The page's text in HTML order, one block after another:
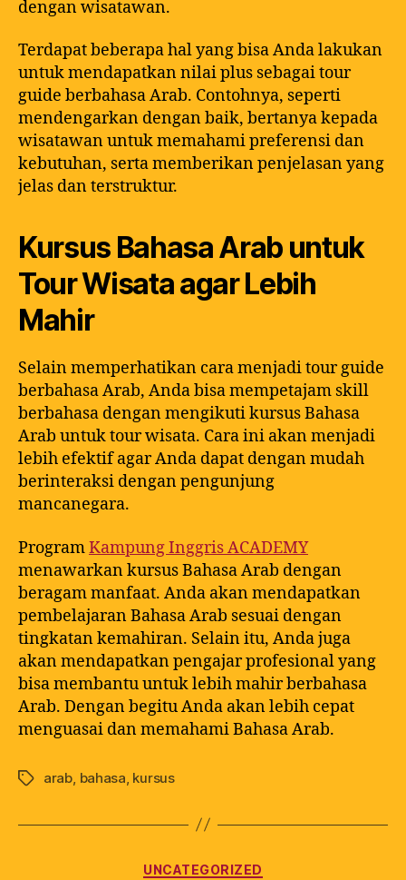
dengan wisatawan.
Terdapat beberapa hal yang bisa Anda lakukan
untuk mendapatkan nilai plus sebagai tour
guide berbahasa Arab. Contohnya, seperti
mendengarkan dengan baik, bertanya kepada
wisatawan untuk memahami preferensi dan
kebutuhan, serta memberikan penjelasan yang
jelas dan terstruktur.
Kursus Bahasa Arab untuk
Tour Wisata agar Lebih
Mahir
Selain memperhatikan cara menjadi tour guide
berbahasa Arab, Anda bisa mempetajam skill
berbahasa dengan mengikuti kursus Bahasa
Arab untuk tour wisata. Cara ini akan menjadi
lebih efektif agar Anda dapat dengan mudah
berinteraksi dengan pengunjung
mancanegara.
ProgramKampung Inggris ACADEMY
menawarkan kursus Bahasa Arab dengan
beragam manfaat. Anda akan mendapatkan
pembelajaran Bahasa Arab sesuai dengan
tingkatan kemahiran. Selain itu, Anda juga
akan mendapatkan pengajar profesional yang
bisa membantu untuk lebih mahir berbahasa
Arab. Dengan begitu Anda akan lebih cepat
menguasai dan memahami Bahasa Arab.
arab, bahasa, kursus
UNCATEGORIZED